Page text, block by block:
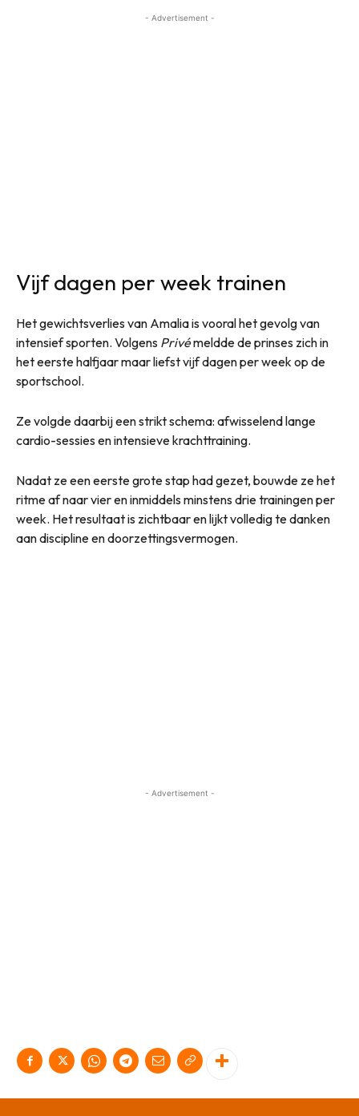
- Advertisement -
Vijf dagen per week trainen
Het gewichtsverlies van Amalia is vooral het gevolg van
intensief sporten. Volgens Privémeldde de prinses zich in
het eerste halfjaar maar liefst vijf dagen per week op de
sportschool.
Ze volgde daarbij een strikt schema: afwisselend lange
cardio-sessies en intensieve krachttraining.
Nadat ze een eerste grote stap had gezet, bouwde ze het
ritme af naar vier en inmiddels minstens drie trainingen per
week. Het resultaat is zichtbaar en lijkt volledig te danken
aan discipline en doorzettingsvermogen.
- Advertisement -